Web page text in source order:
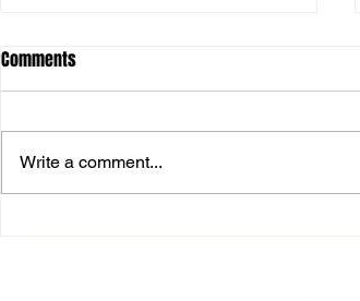
MOL Magyar Kupa: magabiztos
Comments
Write a comment...